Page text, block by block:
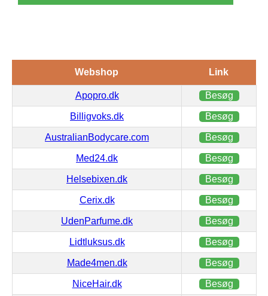
Webshop Link
Apopro.dk Besøg
Billigvoks.dk Besøg
AustralianBodycare.com Besøg
Med24.dk Besøg
Helsebixen.dk Besøg
Cerix.dk Besøg
UdenParfume.dk Besøg
Lidtluksus.dk Besøg
Made4men.dk Besøg
NiceHair.dk Besøg